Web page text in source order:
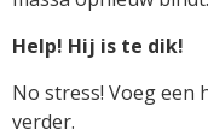
Help! Hij is te dik!
No stress! Voeg een
verder.